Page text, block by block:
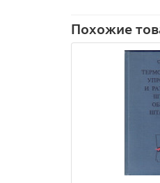
Похожие